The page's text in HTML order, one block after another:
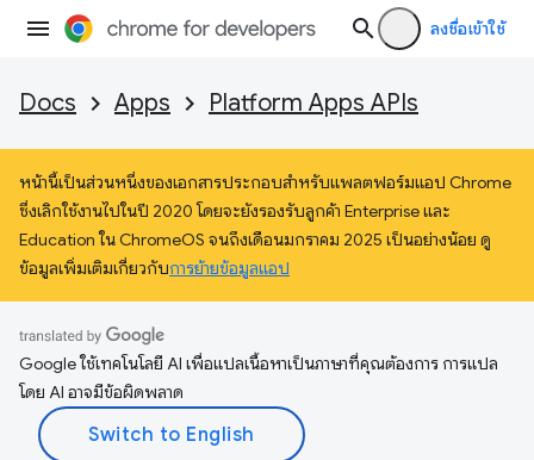
ลงชื่อเข้าใช้
Docs Apps Platform Apps APIs
หน้านี้เป็นส่วนหนึ่งของเอกสารประกอบสำหรับแพลตฟอร์มแอป Chrome
ซึ่งเลิกใช้งานไปในปี 2020 โดยจะยังรองรับลูกค้า Enterprise และ
Education ใน ChromeOS จนถึงเดือนมกราคม 2025 เป็นอย่างน้อย ดู
ข้อมูลเพิ่มเติมเกี่ยวกับการย้ายข้อมูลแอป
Google ใช้เทคโนโลยี AI เพื่อแปลเนื้อหาเป็นภาษาที่คุณต้องการ การแปล
โดย AI อาจมีข้อผิดพลาด